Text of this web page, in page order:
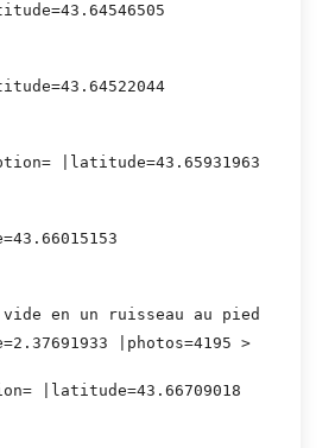
|latitude=43.65931963
en un ruisseau au pied
|photos=4195 >
|latitude=43.66709018